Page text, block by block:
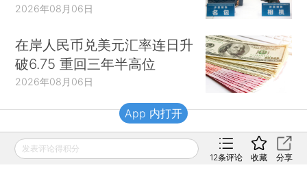
2026年08月06日
在岸人民币兑美元汇率连日升
破6.75 重回三年半高位
2026年08月06日
财新移动
发表评论得积分
12条评论 收藏 分享
App 内打开